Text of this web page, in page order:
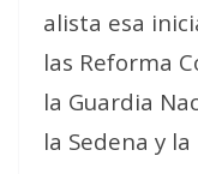
alista esa
las Reforma
la Guardia
la Sedena y